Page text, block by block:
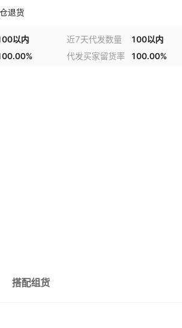
退货
以内 近7天代发数量 100以内
代发买家留货率 100.00%
搭配组货